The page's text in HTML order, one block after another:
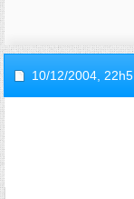
10/12/2004,